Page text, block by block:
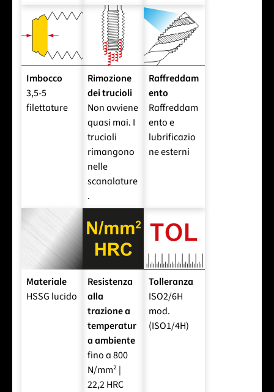
Imbocco
3,5-5
filettature
Rimozione
dei trucioli
Non avviene
quasi mai. I
trucioli
rimangono
nelle
scanalature
.
Raffreddam
ento
Raffreddam
ento e
lubrificazio
ne esterni
Materiale
HSSG lucido
Resistenza
alla
trazione a
temperatur
a ambiente
fino a 800
N/mm² |
22,2 HRC
Tolleranza
ISO2/6H
mod.
(ISO1/4H)